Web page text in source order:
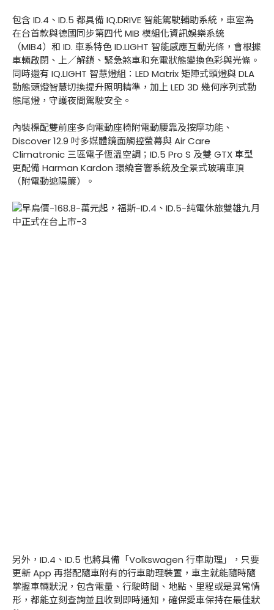
包含 ID.4、ID.5 都具備 IQ.DRIVE 智能駕駛輔助系統，車室為
在台首款與德國同步第四代 MIB 模組化資訊娛樂系統
（MIB4）和 ID. 車系特色 ID.LIGHT 智能感應互動光條，會根據
車輛啟閉、上／解鎖、緊急煞車和充電狀態變換色彩與光條。
同時還有 IQ.LIGHT 智慧燈組：LED Matrix 矩陣式頭燈與 DLA
動態頭燈智慧切換提升照明精準，加上 LED 3D 幾何序列式動
態尾燈，守護夜間駕駛安全。
內裝標配雙前座多向電動座椅附電動腰靠及按摩功能、
Discover 12.9 吋多媒體鏡面觸控螢幕與 Air Care
Climatronic 三區電子恆溫空調；ID.5 Pro S 及雙 GTX 車型
更配備 Harman Kardon 環繞音響系統及全景式玻璃車頂
（附電動遮陽簾）。
另外，ID.4、ID.5 也將具備「Volkswagen 行車助理」，只要
更新 App 再搭配隨車附有的行車助理裝置，車主就能隨時隨
掌握車輛狀況，包含電量、行駛時間、地點、里程或是異常情
形，都能立刻查詢並且收到即時通知，確保愛車保持在最佳狀